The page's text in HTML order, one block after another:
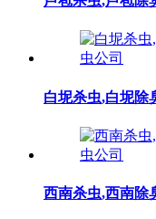
白坭杀虫,白坭除
西南杀虫,西南除